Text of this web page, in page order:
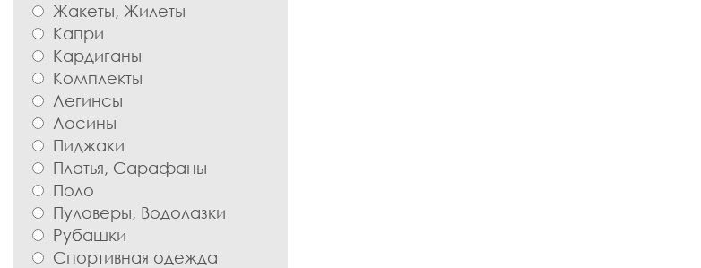
Жакеты, Жилеты
Капри
Кардиганы
Комплекты
Легинсы
Лосины
Пиджаки
Платья, Сарафаны
Поло
Пуловеры, Водолазки
Рубашки
Спортивная одежда